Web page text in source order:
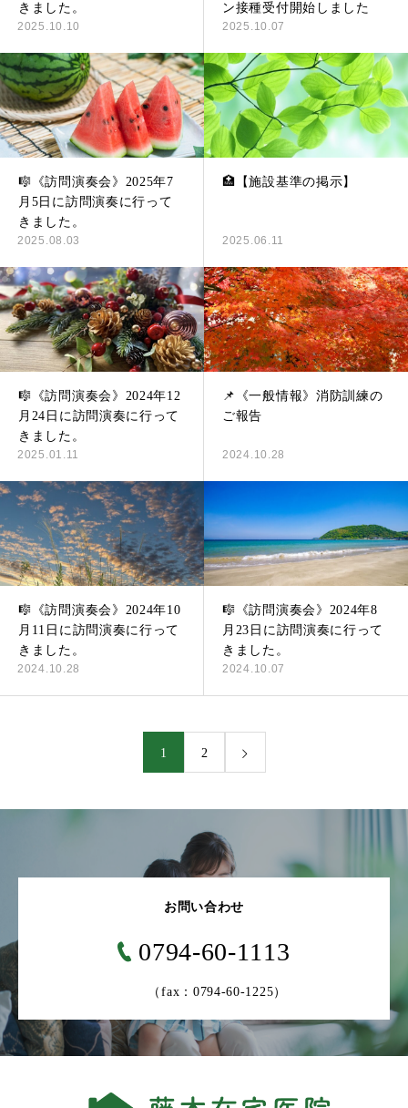
きました。
2025.10.10
ン接種受付開始しました
2025.10.07
🎼《訪問演奏会》2025年7
月5日に訪問演奏に行って
きました。
2025.08.03
🏥【施設基準の掲示】
2025.06.11
🎼《訪問演奏会》2024年12
月24日に訪問演奏に行って
きました。
2025.01.11
📌《一般情報》消防訓練の
ご報告
2024.10.28
🎼《訪問演奏会》2024年10
月11日に訪問演奏に行って
きました。
2024.10.28
🎼《訪問演奏会》2024年8
月23日に訪問演奏に行って
きました。
2024.10.07
1 2
お問い合わせ
0794-60-1113
（fax：0794-60-1225）